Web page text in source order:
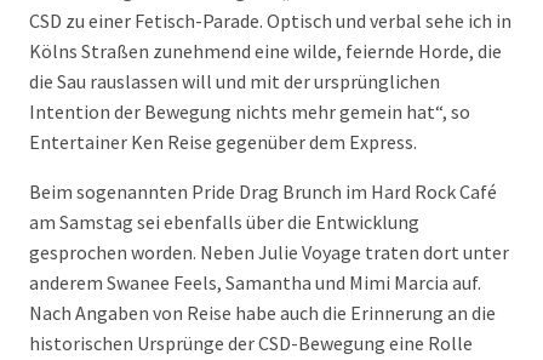
CSD zu einer Fetisch-Parade. Optisch und verbal sehe ich in
Kölns Straßen zunehmend eine wilde, feiernde Horde, die
die Sau rauslassen will und mit der ursprünglichen
Intention der Bewegung nichts mehr gemein hat“, so
Entertainer Ken Reise gegenüber dem Express.
Beim sogenannten Pride Drag Brunch im Hard Rock Café
am Samstag sei ebenfalls über die Entwicklung
gesprochen worden. Neben Julie Voyage traten dort unter
anderem Swanee Feels, Samantha und Mimi Marcia auf.
Nach Angaben von Reise habe auch die Erinnerung an die
historischen Ursprünge der CSD-Bewegung eine Rolle